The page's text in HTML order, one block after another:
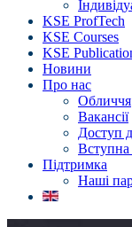
KSE ProfTech
KSE Courses
KSE
Новини
Про нас
Обличчя
Вакансії
Доступ
Вступна
Підтримка
Наші